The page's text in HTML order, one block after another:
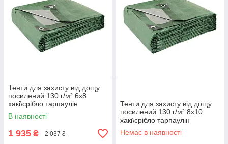
Тенти для захисту від дощу
посилений 130 г/м² 6х8
хакі\срібло тарпаулін
будівельний
водонепроникний (ml-31117)
В наявності
1 935 ₴ 2 037 ₴
Тенти для захисту від дощу
посилений 130 г/м² 8х10
хакі\срібло тарпаулін
будівельний
водонепроникний (ml-31107)
Немає в наявності